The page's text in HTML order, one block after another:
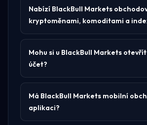
Nabízí BlackBull Markets
kryptoměnami, komoditami a
Mohu si u BlackBull Markets
účet?
Má BlackBull Markets mobilní
aplikaci?